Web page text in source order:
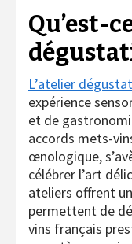
Qu’est-
L’atelier
expérience
et de
accords mets-
œnologique,
célébrer l’art
ateliers offrent
permettent de
vins français